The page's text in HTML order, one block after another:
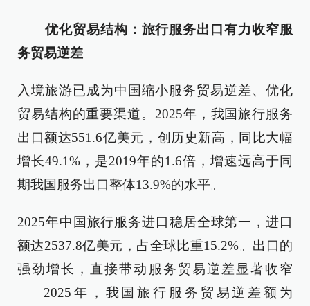
优化贸易结构：旅行服务出口有力收窄服
务贸易逆差
入境旅游已成为中国缩小服务贸易逆差、优化
贸易结构的重要渠道。2025年，我国旅行服务
出口额达551.6亿美元，创历史新高，同比大幅
增长49.1%，是2019年的1.6倍，增速远高于同
期我国服务出口整体13.9%的水平。
2025年中国旅行服务进口稳居全球第一，进口
额达2537.8亿美元，占全球比重15.2%。出口的
强劲增长，直接带动服务贸易逆差显著收窄
——2025年，我国旅行服务贸易逆差额为